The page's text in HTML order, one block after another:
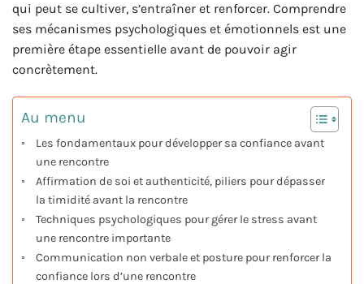
qui peut se cultiver, s’entraîner et renforcer. Comprendre
ses mécanismes psychologiques et émotionnels est une
première étape essentielle avant de pouvoir agir
concrètement.
Au menu
Les fondamentaux pour développer sa confiance avant
une rencontre
Affirmation de soi et authenticité, piliers pour dépasser
la timidité avant la rencontre
Techniques psychologiques pour gérer le stress avant
une rencontre importante
Communication non verbale et posture pour renforcer la
confiance lors d’une rencontre